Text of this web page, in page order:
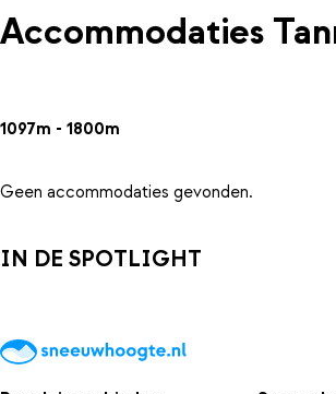
Accommodaties
1097m - 1800m
Geen accommodaties gevonden.
IN DE SPOTLIGHT